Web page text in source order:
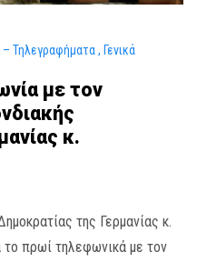
– Τηλεγραφήματα Γενικά
με τον
κ.
της Γερμανίας κ.
το πρωί τηλεφωνικά με τον